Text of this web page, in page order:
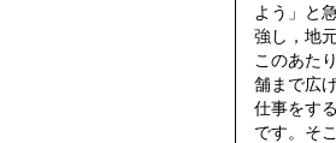
よう」と
強し，地
このあた
舗まで広
仕事をす
です。そ